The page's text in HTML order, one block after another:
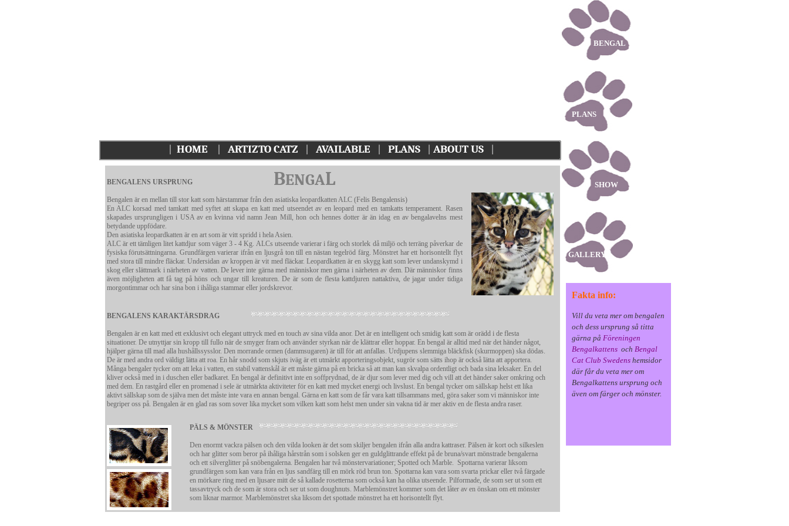
BENGALENS URSPRUNG
Bengalen är en mellan till stor katt som härstammar från den asiatiska leopardkatten ALC (Felis Bengalensis)
En ALC korsad med tamkatt med syftet att skapa en katt med utseendet av en leopard med en tamkatts temperament. Rasen
skapades ursprungligen i USA av en kvinna vid namn Jean Mill, hon och hennes dotter är än idag en av bengalavelns mest
betydande uppfödare.
Den asiatiska leopardkatten är en art som är vitt spridd i hela Asien.
ALC är ett tämligen litet kattdjur som väger 3 - 4 Kg. ALCs utseende varierar i färg och storlek då miljö och terräng påverkar de
fysiska förutsättningarna. Grundfärgen varierar ifrån en ljusgrå ton till en nästan tegelröd färg. Mönstret har ett horisontellt flyt
med stora till mindre fläckar. Undersidan av kroppen är vit med fläckar. Leopardkatten är en skygg katt som lever undanskymd i
skog eller slättmark i närheten av vatten. De lever inte gärna med människor men gärna i närheten av dem. Där människor finns
även möjligheten att få tag på höns och ungar till kreaturen. De är som de flesta kattdjuren nattaktiva, de jagar under tidiga
morgontimmar och har sina bon i ihåliga stammar eller jordskrevor.
Fakta info:
Vill du veta mer om bengalen
och dess ursprung så titta
gärna på Föreningen
Bengalkattensoch Bengal
Cat Club Swedenshemsidor
där får du veta mer om
Bengalkattens ursprung och
även om färger och mönster.
BENGAL
PLANS
BENGALENS KARAKTÄRSDRAG
Bengalen är en katt med ett exklusivt och elegant uttryck med en touch av sina vilda anor. Det är en intelligent och smidig katt som är orädd i de flesta
situationer. De utnyttjar sin kropp till fullo när de smyger fram och använder styrkan när de klättrar eller hoppar. En bengal är alltid med när det händer något,
hjälper gärna till mad alla hushållssysslor. Den morrande ormen (dammsugaren) är till för att anfallas. Urdjupens slemmiga bläckfisk (skurmoppen) ska dödas.
De är med andra ord väldigt lätta att roa. En hår snodd som skjuts iväg är ett utmärkt apporteringsobjekt, sugrör som sätts ihop är också lätta att apportera.
Många bengaler tycker om att leka i vatten, en stabil vattenskål är ett måste gärna på en bricka så att man kan skvalpa ordentligt och bada sina leksaker. En del
kliver också med in i duschen eller badkaret. En bengal är definitivt inte en soffprydnad, de är djur som lever med dig och vill att det händer saker omkring och
med dem. En rastgård eller en promenad i sele är utmärkta aktiviteter för en katt med mycket energi och livslust. En bengal tycker om sällskap helst ett lika
aktivt sällskap som de själva men det måste inte vara en annan bengal. Gärna en katt som de får vara katt tillsammans med, göra saker som vi människor inte
begriper oss på. Bengalen är en glad ras som sover lika mycket som vilken katt som helst men under sin vakna tid är mer aktiv en de flesta andra raser.
PÄLS & MÖNSTER
Den enormt vackra pälsen och den vilda looken är det som skiljer bengalen ifrån alla andra kattraser. Pälsen är kort och silkeslen
och har glitter som beror på ihåliga hårstrån som i solsken ger en guldglittrande effekt på de bruna/svart mönstrade bengalerna
och ett silverglitter på snöbengalerna. Bengalen har två mönstervariationer; Spotted och Marble. Spottarna varierar liksom
grundfärgen som kan vara från en ljus sandfärg till en mörk röd brun ton. Spottarna kan vara som svarta prickar eller två färgade
en mörkare ring med en ljusare mitt de så kallade rosetterna som också kan ha olika utseende. Pilformade, de som ser ut som ett
tassavtryck och de som är stora och ser ut som doughnuts. Marblemönstret kommer som det låter av en önskan om ett mönster
som liknar marmor. Marblemönstret ska liksom det spottade mönstret ha ett horisontellt flyt.
GALLERY
SHOW
| HOME | ARTIZTO CATZ | AVAILABLE | PLANS| ABOUT US|
BENGAL